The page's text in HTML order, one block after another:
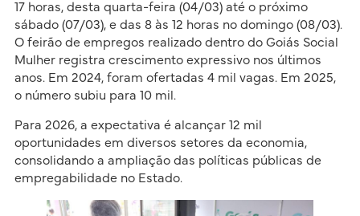
17 horas, desta quarta-feira (04/03) até o próximo
sábado (07/03), e das 8 às 12 horas no domingo (08/03).
O feirão de empregos realizado dentro do Goiás Social
Mulher registra crescimento expressivo nos últimos
anos. Em 2024, foram ofertadas 4 mil vagas. Em 2025,
o número subiu para 10 mil.
Para 2026, a expectativa é alcançar 12 mil
oportunidades em diversos setores da economia,
consolidando a ampliação das políticas públicas de
empregabilidade no Estado.